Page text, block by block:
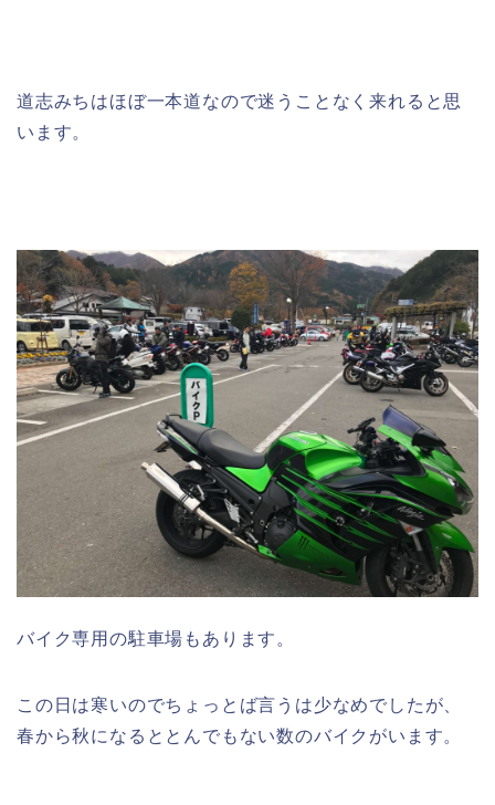
道志みちはほぼ一本道なので迷うことなく来れると思
います。
バイク専用の駐車場もあります。
この日は寒いのでちょっとば言うは少なめでしたが、
春から秋になるととんでもない数のバイクがいます。